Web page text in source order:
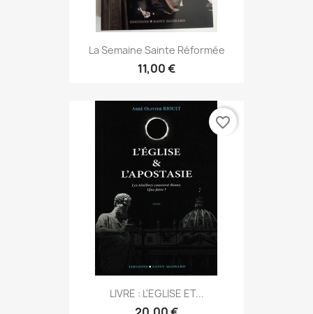
La Semaine Sainte Réformée
11,00 €
LIVRE : L'EGLISE ET...
favorite_border